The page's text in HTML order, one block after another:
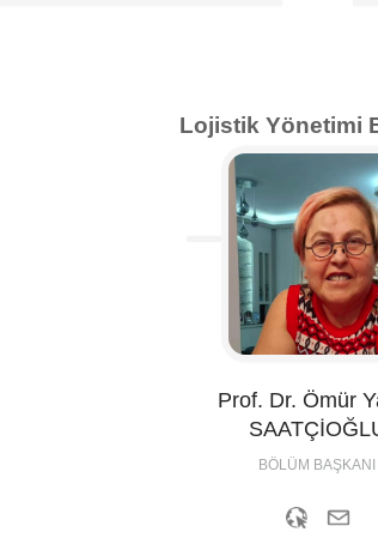
Lojistik Yönetimi
Prof. Dr. Ömür
BÖLÜM BAŞKANI